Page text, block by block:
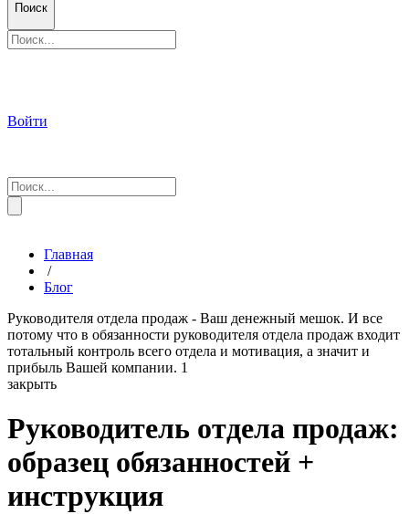
Поиск
Войти
Главная
/
Блог
Руководителя отдела продаж - Ваш денежный мешок. И все
потому что в обязанности руководителя отдела продаж входит
тотальный контроль всего отдела и мотивация, а значит и
прибыль Вашей компании. 1
закрыть
Руководитель отдела продаж:
образец обязанностей +
инструкция